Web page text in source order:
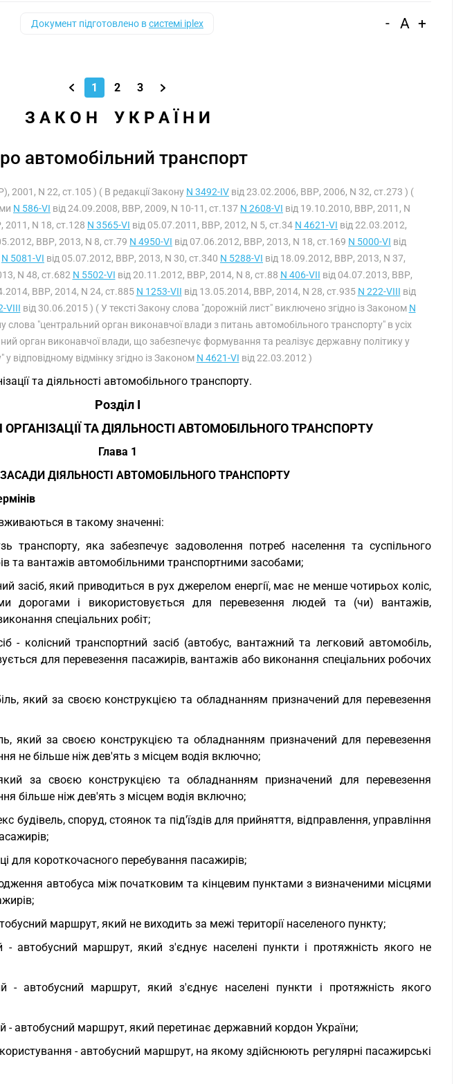
Документ підготовлено всистемі iplex - A +
1 2 3
З А К О Н    У К Р А Ї Н И
автомобільний транспорт
2001, N 22, ст.105 ) ( В редакції Закону N 3492-IV від 23.02.2006, ВВР, 2006, N 32, ст.273 ) (
N 586-VI від 24.09.2008, ВВР, 2009, N 10-11, ст.137 N 2608-VI від 19.10.2010, ВВР, 2011, N
2011, N 18, ст.128 N 3565-VI від 05.07.2011, ВВР, 2012, N 5, ст.34 N 4621-VI від 22.03.2012,
ВВР, 2013, N 8, ст.79 N 4950-VI від 07.06.2012, ВВР, 2013, N 18, ст.169 N 5000-VI від
N 5081-VI від 05.07.2012, ВВР, 2013, N 30, ст.340 N 5288-VI від 18.09.2012, ВВР, 2013, N 37,
N 48, ст.682 N 5502-VI від 20.11.2012, ВВР, 2014, N 8, ст.88 N 406-VII від 04.07.2013, ВВР,
ВВР, 2014, N 24, ст.885 N 1253-VII від 13.05.2014, ВВР, 2014, N 28, ст.935 N 222-VIII від
VIII від 30.06.2015 ) ( У тексті Закону слова "дорожній лист" виключено згідно із Законом N
слова "центральний орган виконавчої влади з питань автомобільного транспорту" в усіх
орган виконавчої влади, що забезпечує формування та реалізує державну політику у
у відповідному відмінку згідно із Законом N 4621-VI від 22.03.2012 )
та діяльності автомобільного транспорту.
Розділ I
ТА ДІЯЛЬНОСТІ АВТОМОБІЛЬНОГО ТРАНСПОРТУ
Глава 1
ДІЯЛЬНОСТІ АВТОМОБІЛЬНОГО ТРАНСПОРТУ
в такому значенні:
транспорту, яка забезпечує задоволення потреб населення та суспільного
та вантажів автомобільними транспортними засобами;
засіб, який приводиться в рух джерелом енергії, має не менше чотирьох коліс,
дорогами і використовується для перевезення людей та (чи) вантажів,
спеціальних робіт;
- колісний транспортний засіб (автобус, вантажний та легковий автомобіль,
для перевезення пасажирів, вантажів або виконання спеціальних робочих
який за своєю конструкцією та обладнанням призначений для перевезення
який за своєю конструкцією та обладнанням призначений для перевезення
не більше ніж дев'ять з місцем водія включно;
за своєю конструкцією та обладнанням призначений для перевезення
більше ніж дев'ять з місцем водія включно;
будівель, споруд, стоянок та під'їздів для прийняття, відправлення, управління
для короткочасного перебування пасажирів;
автобуса між початковим та кінцевим пунктами з визначеними місцями
маршрут, який не виходить за межі території населеного пункту;
автобусний маршрут, який з'єднує населені пункти і протяжність якого не
- автобусний маршрут, який з'єднує населені пункти і протяжність якого
автобусний маршрут, який перетинає державний кордон України;
- автобусний маршрут, на якому здійснюють регулярні пасажирські